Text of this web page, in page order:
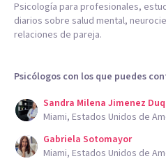
Psicología para profesionales,
diarios sobre salud mental,
relaciones de pareja.
Psicólogos con los que puedes
Sandra Milena Jimenez
Miami, Estados Unidos de
Gabriela Sotomayor
Miami, Estados Unidos de